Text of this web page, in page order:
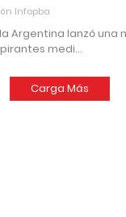
Infopba
Argentina lanzó una
medi…
Carga Más